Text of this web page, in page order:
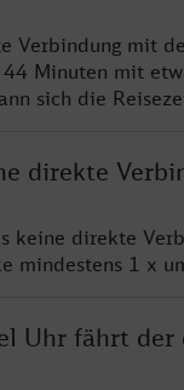
Verbindung mit
Minuten mit
sich die
direkte
keine direkte
mindestens 1 x
Uhr fährt der